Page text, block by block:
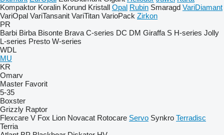
Kompaktor Koralin Korund Kristall Opal Rubin Smaragd VariDiamant
VariOpal VariTansanit VariTitan VarioPack Zirkon
PR
Barbi Birba Bisonte Brava C-series DC DM Giraffa S H-series Jolly
L-series Presto W-series
WDL
MU
KR
Omarv
Master Favorit
5-35
Boxster
Grizzly Raptor
Flexcare V Fox Lion Novacat Rotocare Servo Synkro Terradisc
Terria